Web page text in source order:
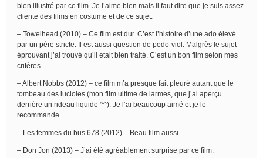
bien illustré par ce film. Je l’aime bien mais il faut dire que je suis assez
cliente des films en costume et de ce sujet.
– Towelhead (2010) – Ce film est dur. C’est l’histoire d’une ado élevé
par un père stricte. Il est aussi question de pedo-viol. Malgrès le sujet
éprouvant j’ai trouvé qu’il etait bien traité. C’est un bon film selon mes
critères.
– Albert Nobbs (2012) – ce film m’a presque fait pleuré autant que le
tombeau des lucioles (mon film ultime de larmes, que j’ai aperçu
derrière un rideau liquide ^^). Je l’ai beaucoup aimé et je le
recommande.
– Les femmes du bus 678 (2012) – Beau film aussi.
– Don Jon (2013) – J’ai été agréablement surprise par ce film.